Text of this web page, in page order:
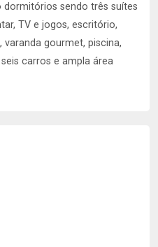
sendo três suítes
TV e jogos, escritório,
varanda gourmet, piscina,
carros e ampla área